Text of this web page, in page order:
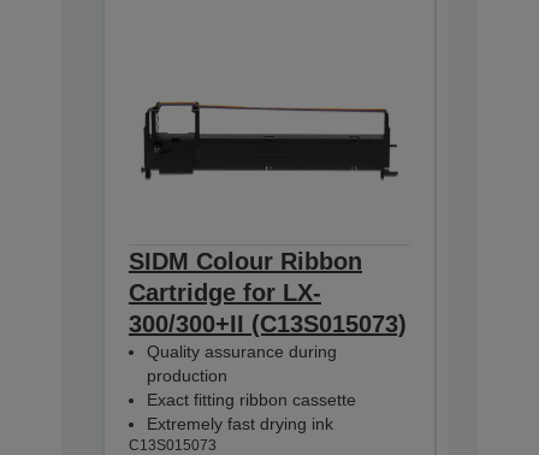
SIDM Colour Ribbon
Cartridge for LX-
300/300+II (C13S015073)
Quality assurance during
production
Exact fitting ribbon cassette
Extremely fast drying ink
C13S015073